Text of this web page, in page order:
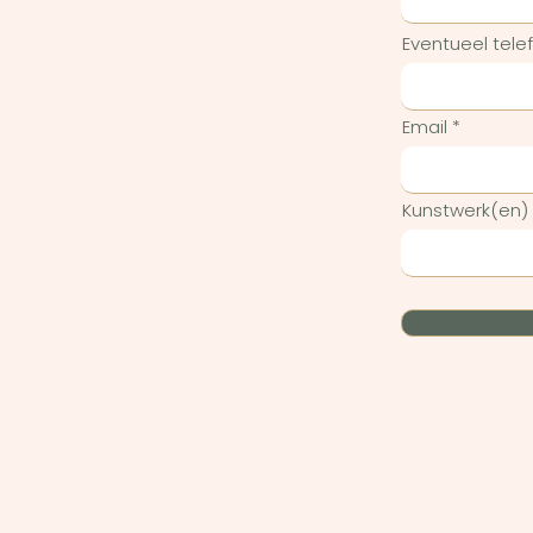
Eventueel
Email
Kunstwerk(en)